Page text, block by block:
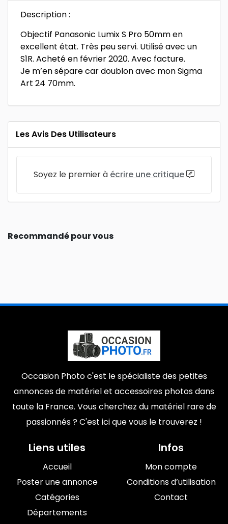
Description :
Objectif Panasonic Lumix S Pro 50mm en
excellent état. Très peu servi. Utilisé avec un
S1R. Acheté en février 2020. Avec facture.
Je m’en sépare car doublon avec mon Sigma
Art 24 70mm.
Les Avis Des Utilisateurs
Soyez le premier à écrire une critique
Recommandé pour vous
Occasion Photo c'est le spécialiste des petites
annonces de matériel et accessoires photos dans
toute la France. Vous cherchez du matériel rare de
passionnés ? C'est ici que vous le trouverez !
Liens utiles
Accueil
Poster une annonce
Catégories
Départements
Infos
Mon compte
Conditions d’utilisation
Contact